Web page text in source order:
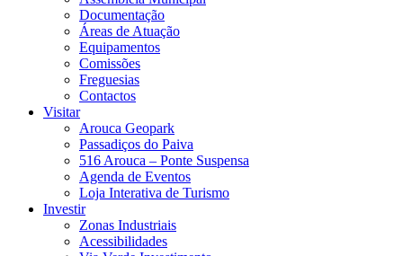
Documentação
Áreas de Atuação
Equipamentos
Comissões
Freguesias
Contactos
Visitar
Arouca Geopark
Passadiços do Paiva
516 Arouca – Ponte Suspensa
Agenda de Eventos
Loja Interativa de Turismo
Investir
Zonas Industriais
Acessibilidades